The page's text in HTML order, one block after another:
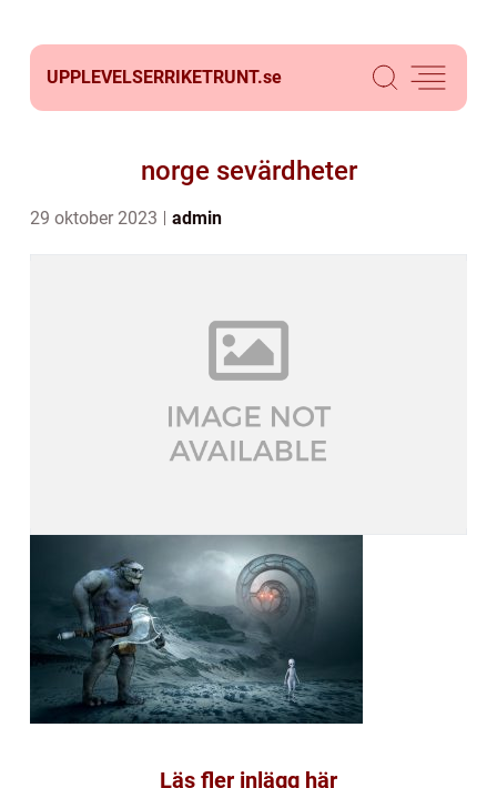
UPPLEVELSERRIKETRUNT.se
norge sevärdheter
29 oktober 2023 admin
Läs fler inlägg här